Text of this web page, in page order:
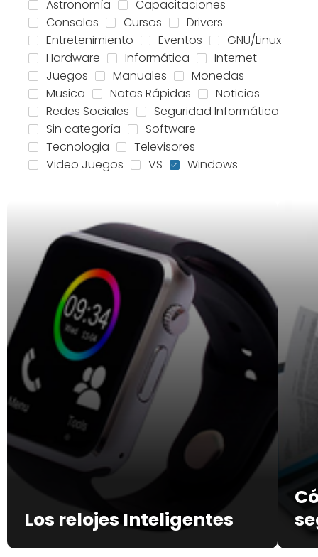
Astronomía
Capacitaciones
Consolas
Cursos
Drivers
Entretenimiento
Eventos
GNU/Linux
Hardware
Informática
Internet
Juegos
Manuales
Monedas
Musica
Notas Rápidas
Noticias
Redes Sociales
Seguridad Informática
Sin categoría
Software
Tecnologia
Televisores
Video Juegos
VS Windows
Los relojes Inteligentes